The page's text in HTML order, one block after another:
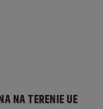
NA TERENIE UE